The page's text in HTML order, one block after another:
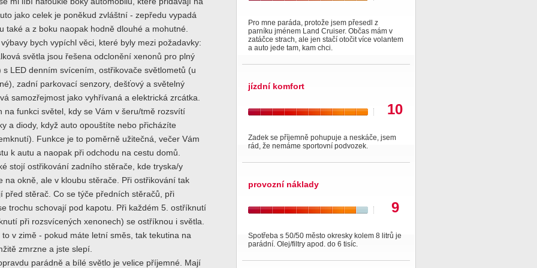
jako celek je poněkud zvláštní - zepředu vypadá
také a z boku naopak hodně dlouhé a mohutné.
bych vypíchl věci, které byly mezi požadavky:
světla jsou řešena odclonění xenonů pro plný
s LED denním svícením, ostřikovače světlometů (u
zadní parkovací senzory, dešťový a světelný
samozřejmost jako vyhřívaná a elektrická zrcátka.
na funkci světel, kdy se Vám v šeru/tmě rozsvítí
a diody, když auto opouštíte nebo přicházíte
Funkce je to poměrně užitečná, večer Vám
k autu a naopak při odchodu na cestu domů.
stojí ostřikování zadního stěrače, kde tryska/y
na okně, ale v kloubu stěrače. Při ostřikování tak
před stěrač. Co se týče předních stěračů, při
trochu schovají pod kapotu. Při každém 5. ostříknutí
při rozsvícených xenonech) se ostříknou i světla.
v zimě - pokud máte letní směs, tak tekutina na
zmrzne a jste slepí.
parádně a bílé světlo je velice příjemné. Mají
Pro mne paráda, protože jsem přesedl z
parníku jménem Land Cruiser. Občas mám v
zatáčce strach, ale jen stačí otočit více volantem
a auto jede tam, kam chci.
jízdní komfort
10
Zadek se příjemně pohupuje a neskáče, jsem
rád, že nemáme sportovní podvozek.
provozní náklady
9
Spotřeba s 50/50 město okresky kolem 8 litrů je
parádní. Olej/filtry apod. do 6 tisíc.